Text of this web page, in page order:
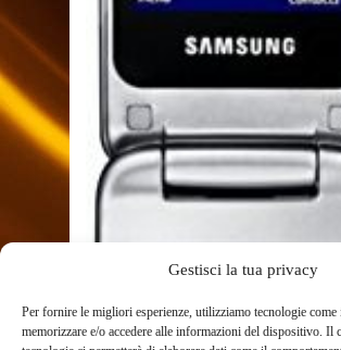
Gestisci la tua privacy
Per fornire le migliori esperienze, utilizziamo tecnologie come
memorizzare e/o accedere alle informazioni del dispositivo. Il